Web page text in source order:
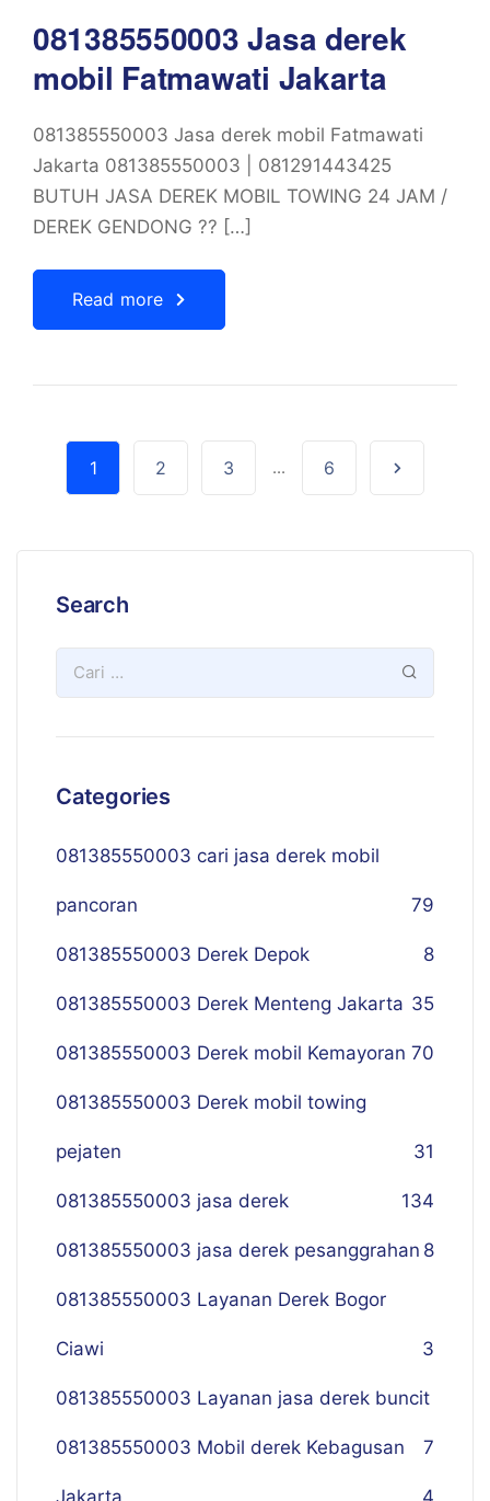
081385550003 Jasa derek
mobil Fatmawati Jakarta
081385550003 Jasa derek mobil Fatmawati
Jakarta 081385550003 | 081291443425
BUTUH JASA DEREK MOBIL TOWING 24 JAM /
DEREK GENDONG ?? […]
Read more
1 2 3 ... 6
Search
Categories
081385550003 cari jasa derek mobil
pancoran 79
081385550003 Derek Depok 8
081385550003 Derek Menteng Jakarta 35
081385550003 Derek mobil Kemayoran 70
081385550003 Derek mobil towing
pejaten 31
081385550003 jasa derek 134
081385550003 jasa derek pesanggrahan 8
081385550003 Layanan Derek Bogor
Ciawi 3
081385550003 Layanan jasa derek buncit
7
081385550003 Mobil derek Kebagusan
Jakarta 4